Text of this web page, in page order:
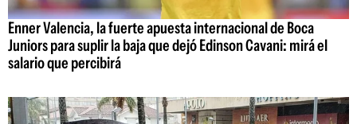
Enner Valencia, la fuerte apuesta internacional de Boca
Juniors para suplir la baja que dejó Edinson Cavani: mirá el
salario que percibirá